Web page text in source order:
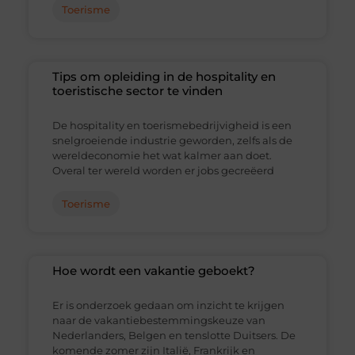
Toerisme
Tips om opleiding in de hospitality en
toeristische sector te vinden
De hospitality en toerismebedrijvigheid is een
snelgroeiende industrie geworden, zelfs als de
wereldeconomie het wat kalmer aan doet.
Overal ter wereld worden er jobs gecreëerd
Toerisme
Hoe wordt een vakantie geboekt?
Er is onderzoek gedaan om inzicht te krijgen
naar de vakantiebestemmingskeuze van
Nederlanders, Belgen en tenslotte Duitsers. De
komende zomer zijn Italië, Frankrijk en